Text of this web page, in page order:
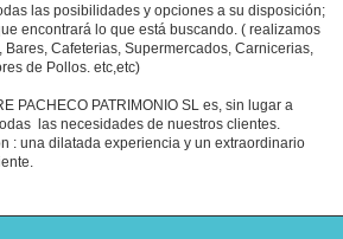
las posibilidades y opciones a su disposición;
encontrará lo que está buscando. ( realizamos
Cafeterias, Supermercados, Carnicerias,
de Pollos. etc,etc)
PACHECO PATRIMONIO SL es, sin lugar a
las necesidades de nuestros clientes.
: una dilatada experiencia y un extraordinario